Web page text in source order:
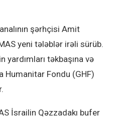
şərhçisi Amit
yeni tələblər irəli sürüb.
yardımları təkbaşına və
Humanitar Fondu (GHF)
İsrailin Qəzzadakı bufer